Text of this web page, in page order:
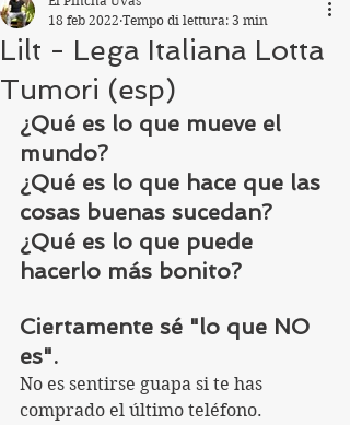
Lilt - Lega Italiana Lotta
Tumori (esp)
18 feb 2022 Tempo di lettura: 3 min
¿Qué es lo que mueve el
mundo?
¿Qué es lo que hace que las
cosas buenas sucedan?
¿Qué es lo que puede
hacerlo más bonito?
Ciertamente sé "lo que NO
es".
No es sentirse guapa si te has
comprado el último teléfono.